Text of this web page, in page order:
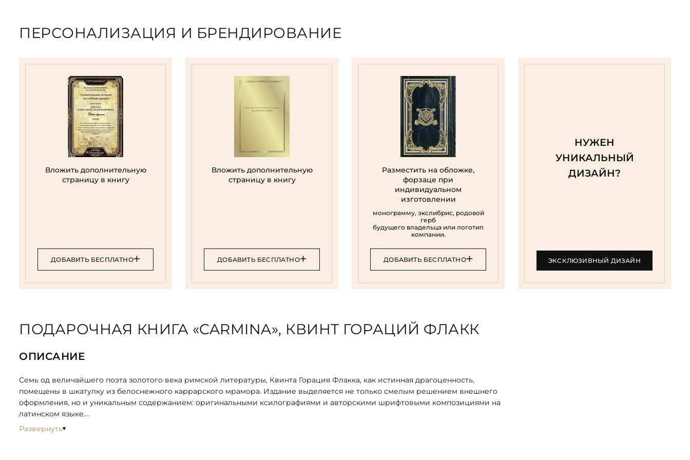
ПЕРСОНАЛИЗАЦИЯ И БРЕНДИРОВАНИЕ
Вложить дополнительную
страницу в книгу
ДОБАВИТЬ БЕСПЛАТНО
Вложить дополнительную
страницу в книгу
ДОБАВИТЬ БЕСПЛАТНО
Разместить на обложке,
форзаце при
индивидуальном
изготовлении
монограмму, экслибрис, родовой
герб
будущего владельца или логотип
компании.
ДОБАВИТЬ БЕСПЛАТНО
НУЖЕН
УНИКАЛЬНЫЙ
ДИЗАЙН?
ЭКСКЛЮЗИВНЫЙ ДИЗАЙН
ПОДАРОЧНАЯ КНИГА «CARMINA», КВИНТ ГОРАЦИЙ ФЛАКК
ОПИСАНИЕ
Семь од величайшего поэта золотого века римской литературы, Квинта Горация Флакка, как истинная драгоценность,
помещены в шкатулку из белоснежного каррарского мрамора. Издание выделяется не только смелым решением внешнего
оформления, но и уникальным содержанием: оригинальными ксилографиями и авторскими шрифтовыми композициями на
латинском языке.
Развернуть